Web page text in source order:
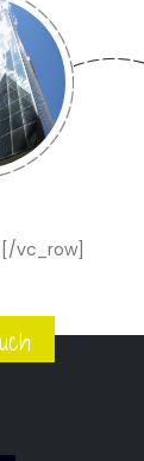
vc_row]